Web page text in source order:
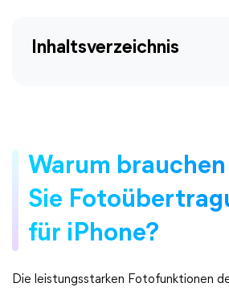
Inhaltsverzeichnis
Warum brauchen
Sie
für iPhone?
Die leistungsstarken Fotofunktionen